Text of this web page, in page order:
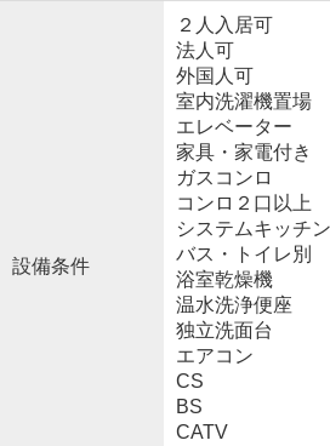
設備条件
２人入居可
法人可
外国人可
室内洗濯機置場
エレベーター
家具・家電付き
ガスコンロ
コンロ２口以上
システムキッチン
バス・トイレ別
浴室乾燥機
温水洗浄便座
独立洗面台
エアコン
CS
BS
CATV